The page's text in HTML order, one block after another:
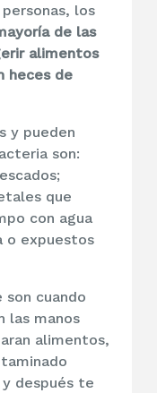
los
de las
alimentos
heces de
y pueden
son:
que
con agua
o expuestos
cuando
las manos
alimentos,
después te